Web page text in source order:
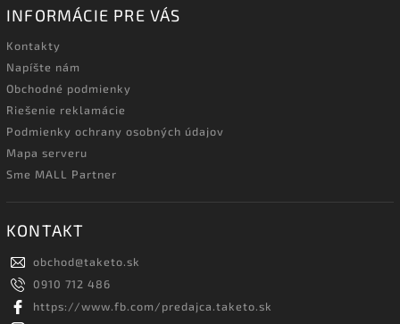
INFORMÁCIE PRE VÁS
Kontakty
Napíšte nám
Obchodné podmienky
Riešenie reklamácie
Podmienky ochrany osobných údajov
Mapa serveru
Sme MALL Partner
KONTAKT
obchod@taketo.sk
0910 712 486
https://www.fb.com/predajca.taketo.sk